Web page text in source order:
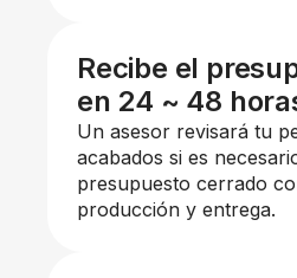
Recibe el
en 24 ~ 48
Un asesor revisará tu
acabados si es
presupuesto cerrado
producción y entrega.